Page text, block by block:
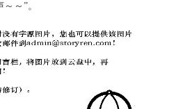
～”。